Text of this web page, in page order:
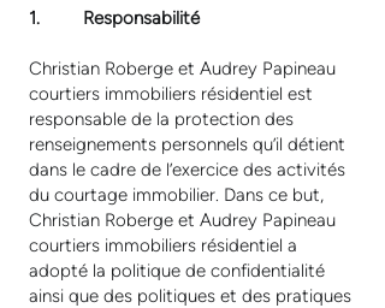
1. Responsabilité
Christian Roberge et Audrey Papineau
courtiers immobiliers résidentiel est
responsable de la protection des
renseignements personnels qu’il détient
dans le cadre de l’exercice des activités
du courtage immobilier. Dans ce but,
Christian Roberge et Audrey Papineau
courtiers immobiliers résidentiel a
adopté la politique de confidentialité
ainsi que des politiques et des pratiques